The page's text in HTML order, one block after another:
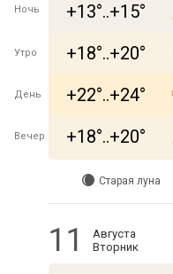
Ночь +13°..+15°
Утро +18°..+20°
День +22°..+24°
Вечер +18°..+20°
Старая луна
11
Августа
Вторник